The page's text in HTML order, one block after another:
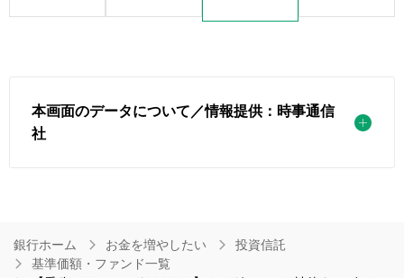
本画面のデータについて／情報提供：時事通信
社
銀行ホーム お金を増やしたい
投資信託
基準価額・ファンド一覧